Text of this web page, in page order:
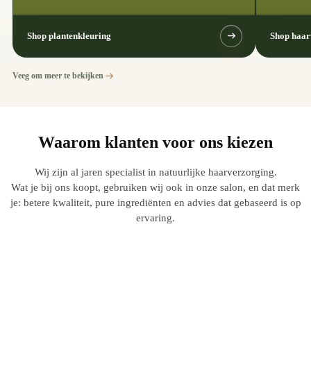
Shop plantenkleuring Shop
Veeg om meer te bekijken
Waarom klanten voor ons kiezen
Wij zijn al jaren specialist in natuurlijke haarverzorging.
Wat je bij ons koopt, gebruiken wij ook in onze salon, en dat merk
je: betere kwaliteit, pure ingrediënten en advies dat gebaseerd is op
ervaring.